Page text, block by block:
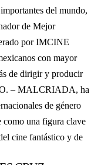
del mundo,
de Mejor
por IMCINE
con mayor
de dirigir y producir
– MALCRIADA, ha
de género
una figura clave
cine fantástico y de